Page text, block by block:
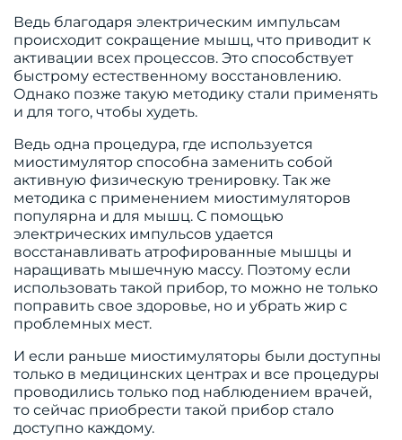
Ведь благодаря электрическим импульсам
происходит сокращение мышц, что приводит к
активации всех процессов. Это способствует
быстрому естественному восстановлению.
Однако позже такую методику стали применять
и для того, чтобы худеть.
Ведь одна процедура, где используется
миостимулятор способна заменить собой
активную физическую тренировку. Так же
методика с применением миостимуляторов
популярна и для мышц. С помощью
электрических импульсов удается
восстанавливать атрофированные мышцы и
наращивать мышечную массу. Поэтому если
использовать такой прибор, то можно не только
поправить свое здоровье, но и убрать жир с
проблемных мест.
И если раньше миостимуляторы были доступны
только в медицинских центрах и все процедуры
проводились только под наблюдением врачей,
то сейчас приобрести такой прибор стало
доступно каждому.